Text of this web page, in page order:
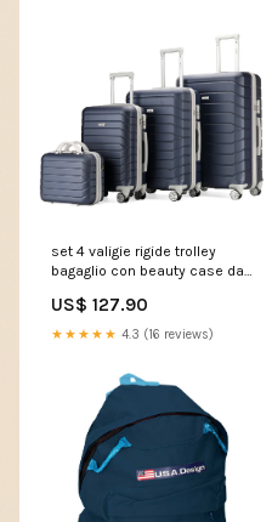
set 4 valigie rigide trolley
bagaglio con beauty case da
69807ca9a0a4d
VE1021ADEL017-CR
US$ 127.90
★★★★★ 4.3 (16 reviews)